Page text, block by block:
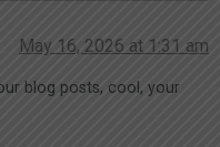
May 16, 2026 at 1:31 am
blog posts, cool, your